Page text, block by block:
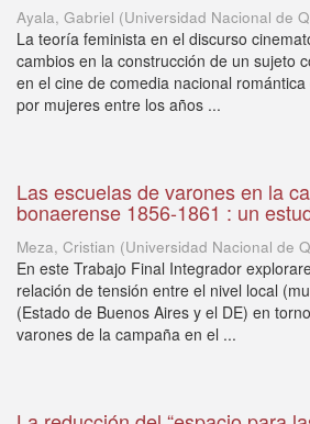
Ayala, Gabriel (Universidad Nacional de
La teoría feminista en el discurso
cambios en la construcción de un sujeto
en el cine de comedia nacional
por mujeres entre los años ...
Las escuelas de varones en la
bonaerense 1856-1861 : un
Meza, Cristian (Universidad Nacional de
En este Trabajo Final Integrador
relación de tensión entre el nivel local
(Estado de Buenos Aires y el DE) en
varones de la campaña en el ...